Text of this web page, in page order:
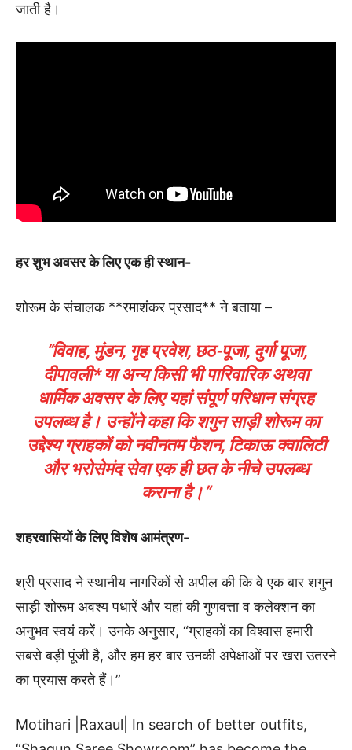
जाती है।
हर शुभ अवसर के लिए एक ही स्थान-
शोरूम के संचालक **रमाशंकर प्रसाद** ने बताया –
“विवाह, मुंडन, गृह प्रवेश, छठ-पूजा, दुर्गा पूजा,
दीपावली* या अन्य किसी भी पारिवारिक अथवा
धार्मिक अवसर के लिए यहां संपूर्ण परिधान संग्रह
उपलब्ध है। उन्होंने कहा कि शगुन साड़ी शोरूम का
उद्देश्य ग्राहकों को नवीनतम फैशन, टिकाऊ क्वालिटी
और भरोसेमंद सेवा एक ही छत के नीचे उपलब्ध
कराना है।”
शहरवासियों के लिए विशेष आमंत्रण-
श्री प्रसाद ने स्थानीय नागरिकों से अपील की कि वे एक बार शगुन
साड़ी शोरूम अवश्य पधारें और यहां की गुणवत्ता व कलेक्शन का
अनुभव स्वयं करें। उनके अनुसार, “ग्राहकों का विश्वास हमारी
सबसे बड़ी पूंजी है, और हम हर बार उनकी अपेक्षाओं पर खरा उतरने
का प्रयास करते हैं।”
Motihari |Raxaul| In search of better outfits,